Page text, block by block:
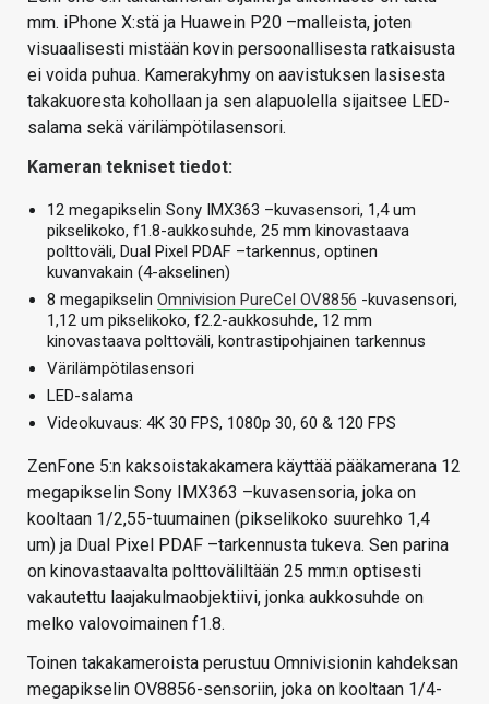
mm. iPhone X:stä ja Huawein P20 –malleista, joten
visuaalisesti mistään kovin persoonallisesta ratkaisusta
ei voida puhua. Kamerakyhmy on aavistuksen lasisesta
takakuoresta kohollaan ja sen alapuolella sijaitsee LED-
salama sekä värilämpötilasensori.
Kameran tekniset tiedot:
12 megapikselin Sony IMX363 –kuvasensori, 1,4 um
pikselikoko, f1.8-aukkosuhde, 25 mm kinovastaava
polttoväli, Dual Pixel PDAF –tarkennus, optinen
kuvanvakain (4-akselinen)
8 megapikselin Omnivision PureCel OV8856 -kuvasensori,
1,12 um pikselikoko, f2.2-aukkosuhde, 12 mm
kinovastaava polttoväli, kontrastipohjainen tarkennus
Värilämpötilasensori
LED-salama
Videokuvaus: 4K 30 FPS, 1080p 30, 60 & 120 FPS
ZenFone 5:n kaksoistakakamera käyttää pääkamerana 12
megapikselin Sony IMX363 –kuvasensoria, joka on
kooltaan 1/2,55-tuumainen (pikselikoko suurehko 1,4
um) ja Dual Pixel PDAF –tarkennusta tukeva. Sen parina
on kinovastaavalta polttoväliltään 25 mm:n optisesti
vakautettu laajakulmaobjektiivi, jonka aukkosuhde on
melko valovoimainen f1.8.
Toinen takakameroista perustuu Omnivisionin kahdeksan
megapikselin OV8856-sensoriin, joka on kooltaan 1/4-